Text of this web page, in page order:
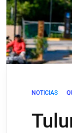
NOTICIAS